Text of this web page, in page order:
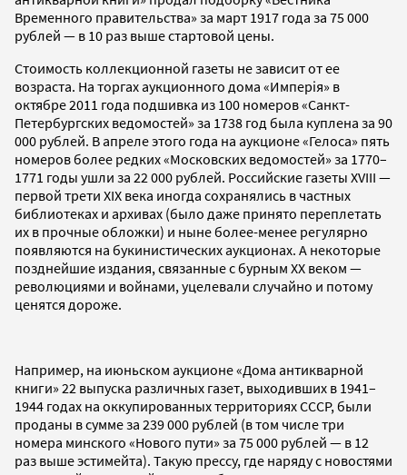
Временного правительства» за март 1917 года за 75 000
рублей — в 10 раз выше стартовой цены.
Стоимость коллекционной газеты не зависит от ее
возраста. На торгах аукционного дома «Имперiя» в
октябре 2011 года подшивка из 100 номеров «Санкт-
Петербургских ведомостей» за 1738 год была куплена за 90
000 рублей. В апреле этого года на аукционе «Гелоса» пять
номеров более редких «Московских ведомостей» за 1770–
1771 годы ушли за 22 000 рублей. Российские газеты XVIII —
первой трети XIX века иногда сохранялись в частных
библиотеках и архивах (было даже принято переплетать
их в прочные обложки) и ныне более-менее регулярно
появляются на букинистических аукционах. А некоторые
позднейшие издания, связанные с бурным XX веком —
революциями и войнами, уцелевали случайно и потому
ценятся дороже.
Например, на июньском аукционе «Дома антикварной
книги» 22 выпуска различных газет, выходивших в 1941–
1944 годах на оккупированных территориях СССР, были
проданы в сумме за 239 000 рублей (в том числе три
номера минского «Нового пути» за 75 000 рублей — в 12
раз выше эстимейта). Такую прессу, где наряду с новостями